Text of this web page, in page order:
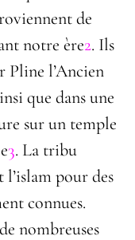
de
notre ère2. Ils
Pline l’Ancien
que dans une
sur un temple
3. La tribu
l’islam pour des
connues.
nombreuses